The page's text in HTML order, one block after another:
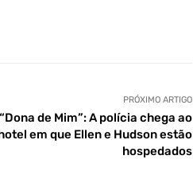
PRÓXIMO ARTIGO
de Mim”: A polícia chega ao
em que Ellen e Hudson estão
hospedados